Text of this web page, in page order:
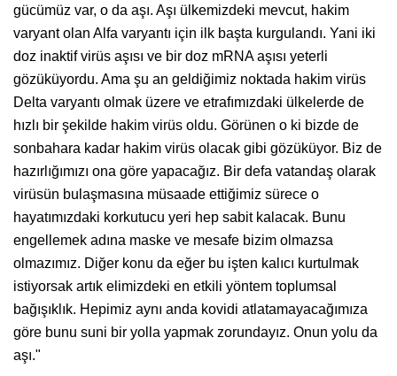
gücümüz var, o da aşı. Aşı ülkemizdeki mevcut, hakim
varyant olan Alfa varyantı için ilk başta kurgulandı. Yani iki
doz inaktif virüs aşısı ve bir doz mRNA aşısı yeterli
gözüküyordu. Ama şu an geldiğimiz noktada hakim virüs
Delta varyantı olmak üzere ve etrafımızdaki ülkelerde de
hızlı bir şekilde hakim virüs oldu. Görünen o ki bizde de
sonbahara kadar hakim virüs olacak gibi gözüküyor. Biz de
hazırlığımızı ona göre yapacağız. Bir defa vatandaş olarak
virüsün bulaşmasına müsaade ettiğimiz sürece o
hayatımızdaki korkutucu yeri hep sabit kalacak. Bunu
engellemek adına maske ve mesafe bizim olmazsa
olmazımız. Diğer konu da eğer bu işten kalıcı kurtulmak
istiyorsak artık elimizdeki en etkili yöntem toplumsal
bağışıklık. Hepimiz aynı anda kovidi atlatamayacağımıza
göre bunu suni bir yolla yapmak zorundayız. Onun yolu da
aşı."